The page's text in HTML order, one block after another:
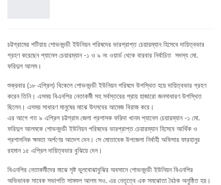
চট্টগ্রামের পটিয়ায় শোভনদন্ডী ইউনিয়ন পরিষদের ভারপ্রাপ্ত চেয়ারম্যান হিসেবে দায়িত্বভার
গ্রহণ করেছেন প্যানেল চেয়ারম্যান -১ ও ৯ নং ওয়ার্ড থেকে বারবার নির্বাচিত সদস্য মো.
ফরিদুল আলম।
শুক্রবার (১৮ এপ্রিল) বিকেলে শোভনদন্ডী ইউনিয়ন পরিষদে উপস্থিত হয়ে দায়িত্বভার গ্রহণ
করেন তিনি। এসময় বিএনপির নেতাকর্মী সহ সর্বস্তরের প্রায় হাজারো জনসাধারণ উপস্থিত
ছিলেন। এসময় সাধারণ মানুষের মাঝে উৎসবের আমেজ বিরাজ করে।
এর আগে গত ৯ এপ্রিল চট্টগ্রাম জেলা প্রশাসক ফরিদা খানম প্যানেল চেয়ারম্যান -১ মো.
ফরিদুল আলমকে শোভনদন্ডী ইউনিয়ন পরিষদের ভারপ্রাপ্ত চেয়ারম্যান হিসেবে আর্থিক ও
প্রশাসনিক ক্ষমতা অর্পণের আদেশ দেন। সে মোতাবেক উপজেলা নির্বাহী অফিসার ফারহানুর
রহমান ১৫ এপ্রিল দায়িত্বভার বুঝিয়ে দেন।
বিএনপির নেতাকর্মীদের মাঝে সৃষ্ট ভুলবোঝাবুঝির অবসানে শোভনদন্ডী ইউনিয়ন বিএনপির
অভিভাবক সাবেক সভাপতি সামশুল আলম সও. এর নেতৃত্বে এক সমঝোতা বৈঠক অনুষ্ঠিত হয়।